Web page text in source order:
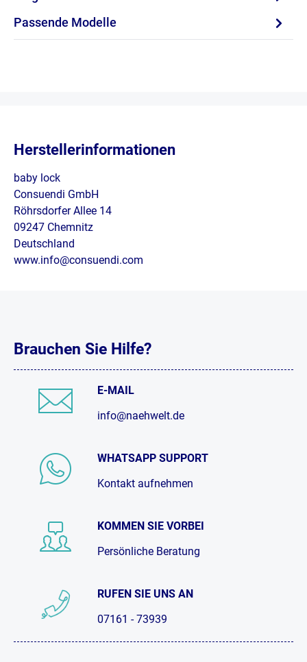
Passende Modelle
Herstellerinformationen
baby lock
Consuendi GmbH
Röhrsdorfer Allee 14
09247 Chemnitz
Deutschland
www.info@consuendi.com
Brauchen Sie Hilfe?
E-MAIL
info@naehwelt.de
WHATSAPP SUPPORT
Kontakt aufnehmen
KOMMEN SIE VORBEI
Persönliche Beratung
RUFEN SIE UNS AN
07161 - 73939